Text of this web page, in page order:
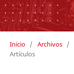
Inicio / Archivos /
Artículos